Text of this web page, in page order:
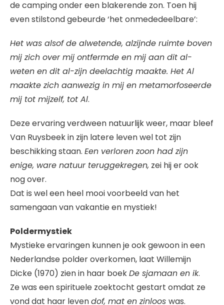
de camping onder een blakerende zon. Toen hij
even stilstond gebeurde ‘het onmededeelbare’:
Het was alsof de alwetende, alzijnde ruimte boven
mij zich over mij ontfermde en mij aan dit al-
weten en dit al-zijn deelachtig maakte. Het Al
maakte zich aanwezig in mij en metamorfoseerde
mij tot mijzelf, tot Al.
Deze ervaring verdween natuurlijk weer, maar bleef
Van Ruysbeek in zijn latere leven wel tot zijn
beschikking staan. Een verloren zoon had zijn
enige, ware natuur teruggekregen, zei hij er ook
nog over.
Dat is wel een heel mooi voorbeeld van het
samengaan van vakantie en mystiek!
Poldermystiek
Mystieke ervaringen kunnen je ook gewoon in een
Nederlandse polder overkomen, laat Willemijn
Dicke (1970) zien in haar boekDe sjamaan en ik.
Ze was een spirituele zoektocht gestart omdat ze
vond dat haar levendof, mat en zinloos was.